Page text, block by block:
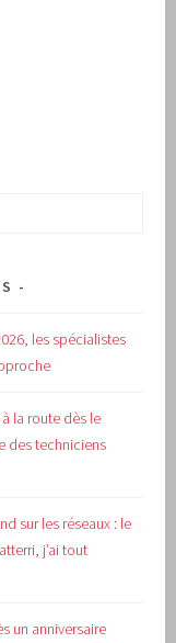
les spécialistes
la route dès le
des techniciens
sur les réseaux : le
j’ai tout
un anniversaire